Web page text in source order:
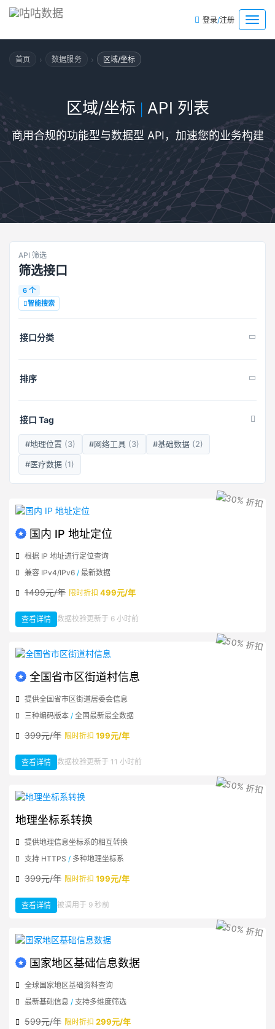
菜
单
登录/注册
首页 › 数据服务 › 区域/坐标
区域/坐标 | API 列表
商用合规的功能型与数据型 API，加速您的业务构建
API 筛选
筛选接口
6 个
智能搜索
接口分类
排序
接口 Tag
#地理位置 (3) #网络工具 (3) #基础数据 (2)
#医疗数据 (1)
国内 IP 地址定位
根据 IP 地址进行定位查询
兼容 IPv4/IPv6 / 最新数据
1499元/年 限时折扣 499元/年
查看详情 ：
国
址
定
位
数据校验更新于 6 小时前
全国省市区街道村信息
提供全国省市区街道居委会信息
三种编码版本 / 全国最新最全数据
399元/年 限时折扣 199元/年
查看详情 ：
全
区
街
道
信
息
数据校验更新于 11 小时前
地理坐标系转换
提供地理信息坐标系的相互转换
支持 HTTPS / 多种地理坐标系
399元/年 限时折扣 199元/年
查看详情 ：
地
系
转
换
被调用于 9 秒前
国家地区基础信息数据
全球国家地区基础资料查询
最新基础信息 / 支持多维度筛选
599元/年 限时折扣 299元/年